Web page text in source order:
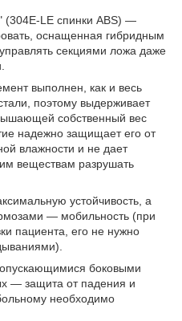
(304E-LE спинки ABS) —
оснащенная гибридным
секциями ложа даже
выполнен, как и весь
поэтому выдерживает
собственный вес
надежно защищает его от
влажности и не дает
веществам разрушать
устойчивость, а
— мобильность (при
пациента, его не нужно
боковыми
— защита от падения и
необходимо